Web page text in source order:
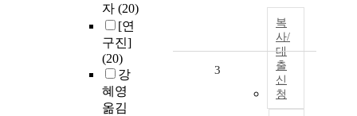
자 (20)
[연
구진]
(20)
강
혜영
옮김
복
사/
대
출
신
청
3